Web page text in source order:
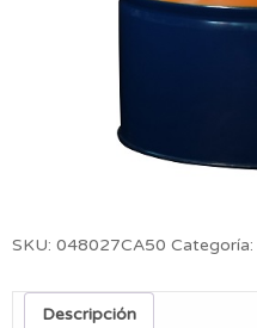
SKU: 048027CA50 Categoría:
Descripción